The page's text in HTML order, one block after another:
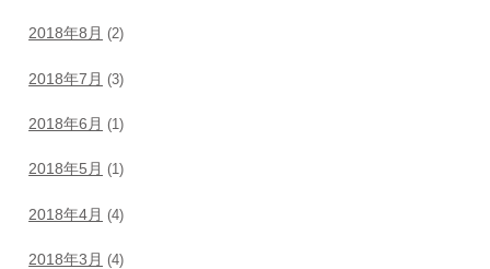
2018年8月 (2)
2018年7月 (3)
2018年6月 (1)
2018年5月 (1)
2018年4月 (4)
2018年3月 (4)